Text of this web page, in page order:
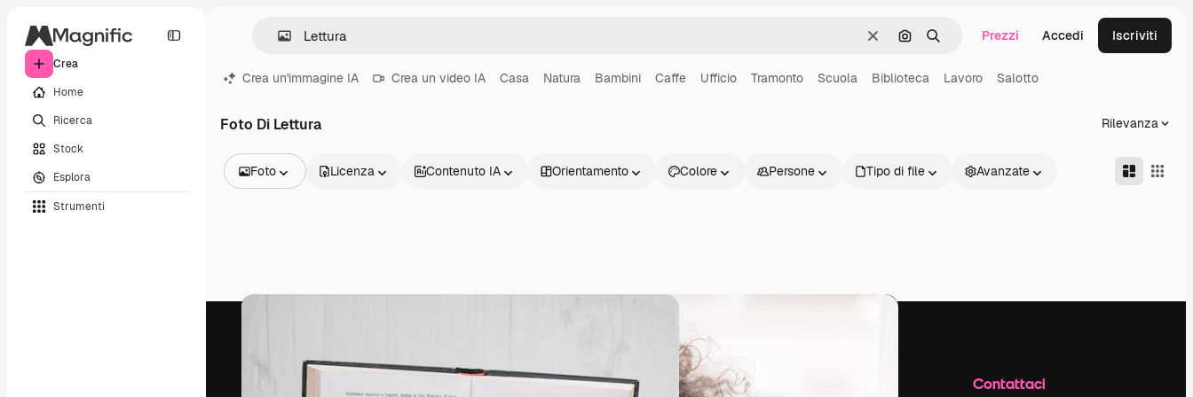
Crea
Home
Ricerca
Stock
Esplora
Strumenti
CancellaCerca per immagine
Ricerca Prezzi Accedi Iscriviti
Crea un'immagine IA Crea un video IA Casa Natura Bambini Caffe Ufficio Tramonto Scuola Biblioteca Lavoro Salotto
Foto Di Lettura Rilevanza
Foto
Video
Modelli 3D
Licenza Contenuto IA Orientamento Colore Persone Tipo di file Avanzate
Prodotti Inizia Contattaci